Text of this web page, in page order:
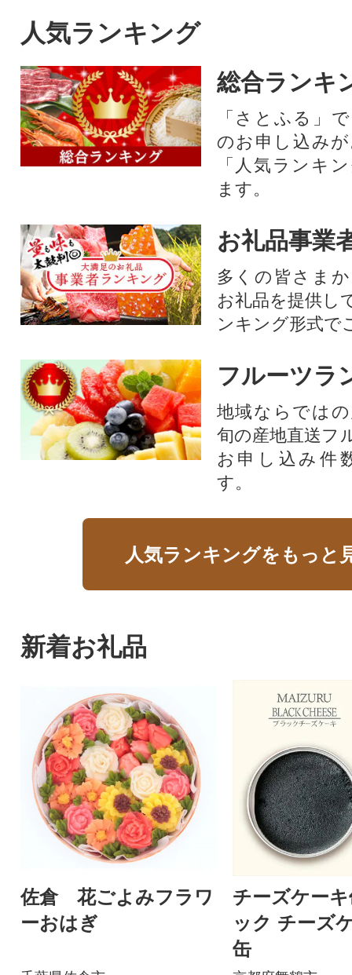
人気ランキング
総合ランキ
「さとふる」
のお申し込み
「人気ランキ
ます。
お礼品事業
多くの皆さま
お礼品を提供し
ンキング形式で
フルーツラ
地域ならでは
旬の産地直送フ
お申し込み件
す。
人気ランキングをもっと
新着お礼品
佐倉 花ごよみフラワ
ーおはぎ
チーズケー
ック チーズ
缶